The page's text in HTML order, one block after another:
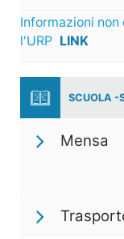
Informazioni
l'URP LINK
SCUOLA -
Mensa